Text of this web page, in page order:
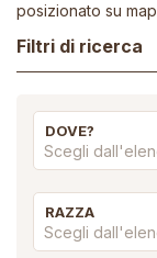
posizionato su
Filtri di ricerca
DOVE?
Scegli
RAZZA
Scegli